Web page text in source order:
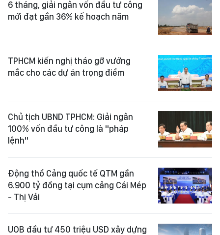
6 tháng, giải ngân vốn đầu tư công
mới đạt gần 36% kế hoạch năm
TPHCM kiến nghị tháo gỡ vướng
mắc cho các dự án trọng điểm
Chủ tịch UBND TPHCM: Giải ngân
100% vốn đầu tư công là "pháp
lệnh"
Động thổ Cảng quốc tế QTM gần
6.900 tỷ đồng tại cụm cảng Cái Mép
- Thị Vải
UOB đầu tư 450 triệu USD xây dựng